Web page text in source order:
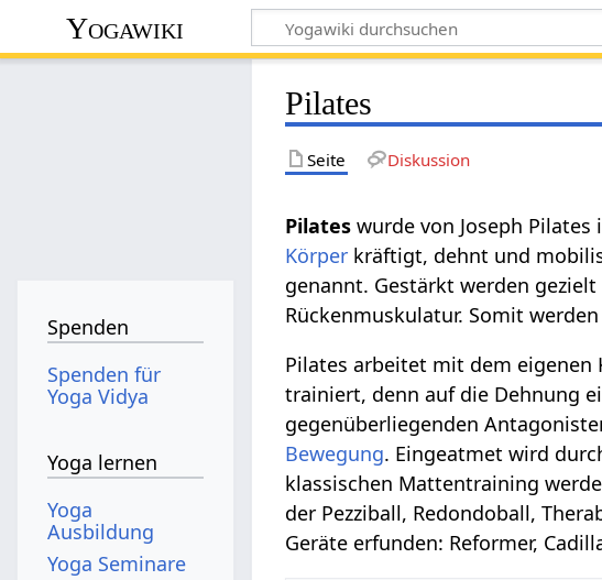
Yogawiki
Pilates
Seite Diskussion
Pilates wurde von Joseph Pilates
Körper kräftigt, dehnt und
genannt. Gestärkt werden
Rückenmuskulatur. Somit
Pilates arbeitet mit dem
trainiert, denn auf die Dehnung
gegenüberliegenden
Bewegung. Eingeatmet wird
klassischen Mattentraining
der Pezziball, Redondoball,
Geräte erfunden: Reformer,
Spenden
Spenden für
Yoga Vidya
Yoga lernen
Yoga
Ausbildung
Yoga Seminare